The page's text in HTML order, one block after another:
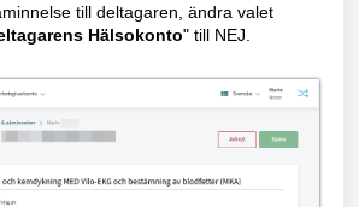
till deltagaren, ändra valet
Hälsokonto" till NEJ.